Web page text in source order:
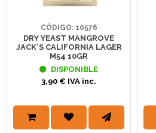
CÓDIGO: 10576
DRY YEAST MANGROVE
JACK'S CALIFORNIA LAGER
M54 10GR
DISPONIBLE
3,90 € IVA inc.